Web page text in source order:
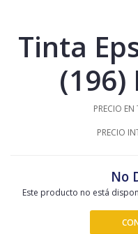
Tinta
(196)
PRECIO EN
PRECIO
No
Este producto no está